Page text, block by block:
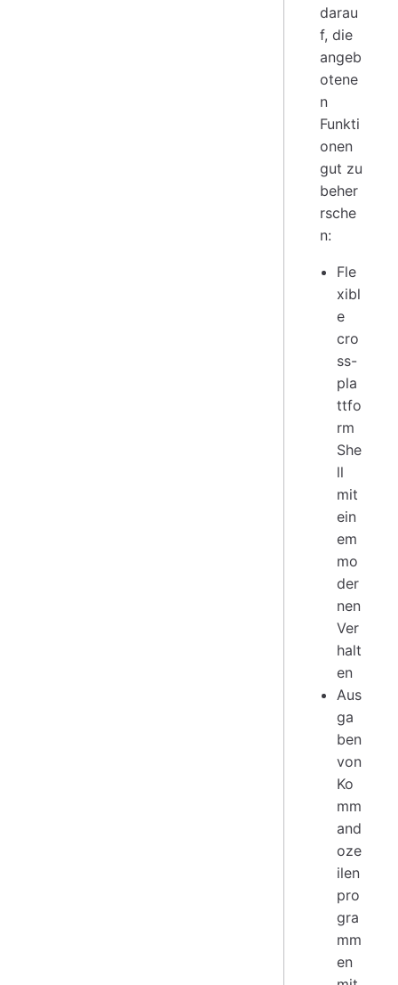
darau
f, die
angeb
otene
n
Funkti
onen
gut zu
beher
rsche
n:
Fle
xibl
e
cro
ss-
pla
ttfo
rm
She
ll
mit
ein
em
mo
der
nen
Ver
halt
en
Aus
ga
ben
von
Ko
mm
and
oze
ilen
pro
gra
mm
en